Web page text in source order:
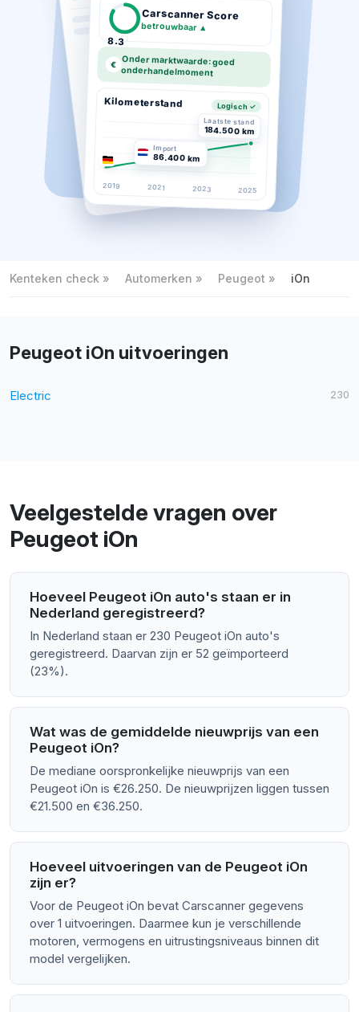
8.3
Carscanner Score
betrouwbaar ▲
€ Onder marktwaarde: goed
onderhandelmoment
Kilometerstand Logisch ✓
Laatste stand
184.500 km
Import
86.400 km
2019 2021 2023 2025
Kenteken check Automerken Peugeot iOn
Peugeot iOn uitvoeringen
Electric 230
Veelgestelde vragen over
Peugeot iOn
Hoeveel Peugeot iOn auto's staan er in
Nederland geregistreerd?
In Nederland staan er 230 Peugeot iOn auto's
geregistreerd. Daarvan zijn er 52 geïmporteerd
(23%).
Wat was de gemiddelde nieuwprijs van een
Peugeot iOn?
De mediane oorspronkelijke nieuwprijs van een
Peugeot iOn is €26.250. De nieuwprijzen liggen tussen
€21.500 en €36.250.
Hoeveel uitvoeringen van de Peugeot iOn
zijn er?
Voor de Peugeot iOn bevat Carscanner gegevens
over 1 uitvoeringen. Daarmee kun je verschillende
motoren, vermogens en uitrustingsniveaus binnen dit
model vergelijken.